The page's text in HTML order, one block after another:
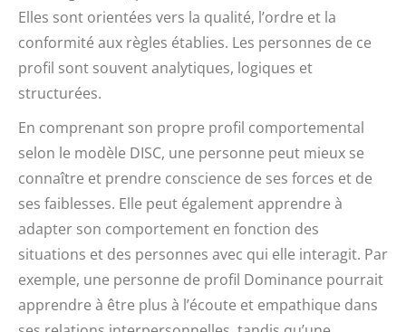
Elles sont orientées vers la qualité, l’ordre et la
conformité aux règles établies. Les personnes de ce
profil sont souvent analytiques, logiques et
structurées.
En comprenant son propre profil comportemental
selon le modèle DISC, une personne peut mieux se
connaître et prendre conscience de ses forces et de
ses faiblesses. Elle peut également apprendre à
adapter son comportement en fonction des
situations et des personnes avec qui elle interagit. Par
exemple, une personne de profil Dominance pourrait
apprendre à être plus à l’écoute et empathique dans